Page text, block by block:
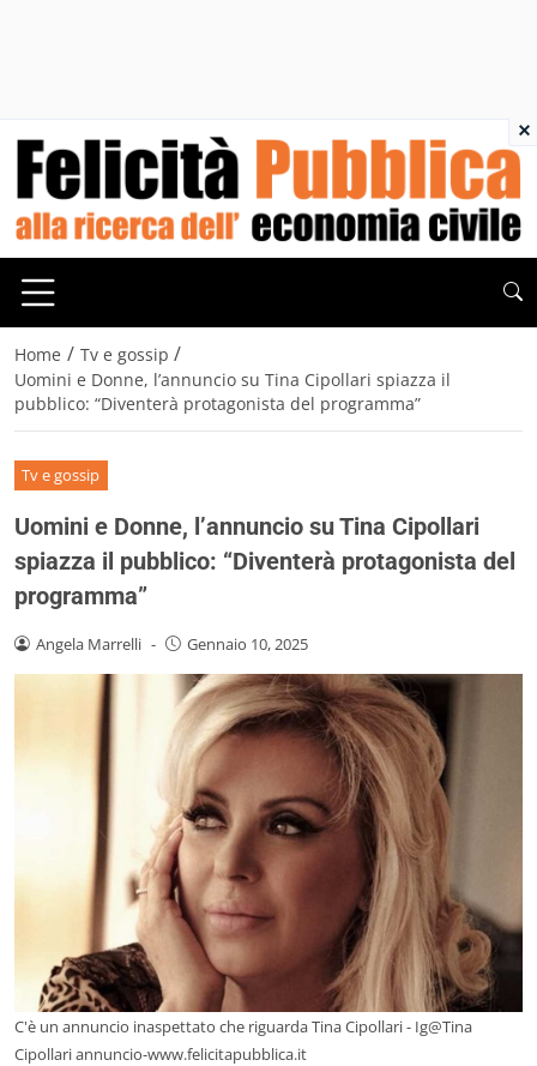
Home / Tv e gossip /
Uomini e Donne, l’annuncio su Tina Cipollari spiazza il
pubblico: “Diventerà protagonista del programma”
Tv e gossip
Uomini e Donne, l’annuncio su Tina Cipollari
spiazza il pubblico: “Diventerà protagonista del
programma”
Angela Marrelli - Gennaio 10, 2025
C'è un annuncio inaspettato che riguarda Tina Cipollari - Ig@Tina
Cipollari annuncio-www.felicitapubblica.it
×